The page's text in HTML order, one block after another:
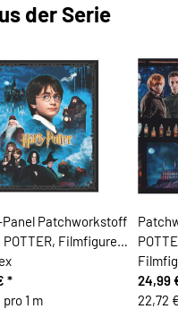
der Serie
Patchworkstoff
POTTER, Filmfiguren,
*
1 m
24,99
22,72